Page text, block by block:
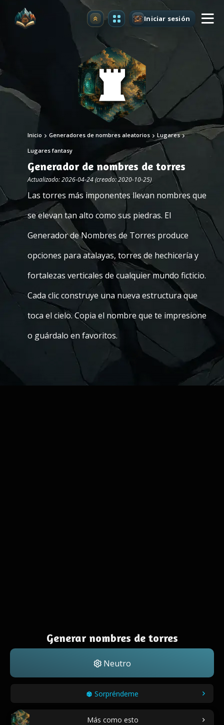
Mejorar Iniciar sesión
Inicio Generadores de nombres aleatorios Lugares
Lugares fantasy
Generador de nombres de torres
Actualizado: 2026-04-24 (creado: 2020-10-25)
Las torres más imponentes llevan nombres que
se elevan tan alto como sus piedras. El
Generador de Nombres de Torres produce
opciones para atalayas, torres de hechicería y
fortalezas verticales de cualquier mundo ficticio.
Cada clic construye una nueva estructura que
toca el cielo. Copia el nombre que te impresione
o guárdalo en favoritos.
Generar nombres de torres
Neutro
Sorpréndeme
Más como esto